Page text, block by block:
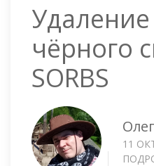
Удаление
чёрного
SORBS
Олег
11